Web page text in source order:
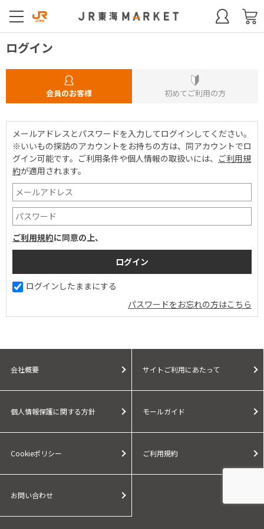
ログイン
会員のお客様 初めてご利用の方
メールアドレスとパスワードを入力してログインしてください。
※いいもの探訪のアカウントをお持ちの方は、同アカウントでロ
グイン可能です。 ご利用条件や個人情報の取扱いには、 ご利用規
約が適用されます。
ご利用規約に同意の上、
ログインしたままにする
パスワードをお忘れの方はこちら
会社概要 サイトご利用にあたって
個人情報保護に関する方針 モールガイド
Cookieポリシー ご利用規約
お問い合わせ